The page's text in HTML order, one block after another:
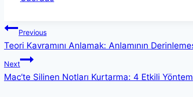
Yazı
gezinmesi
Previous
Teori Kavramını Anlamak: Anlamının
Next
Mac’te Silinen Notları Kurtarma: 4 Etkili Yöntem